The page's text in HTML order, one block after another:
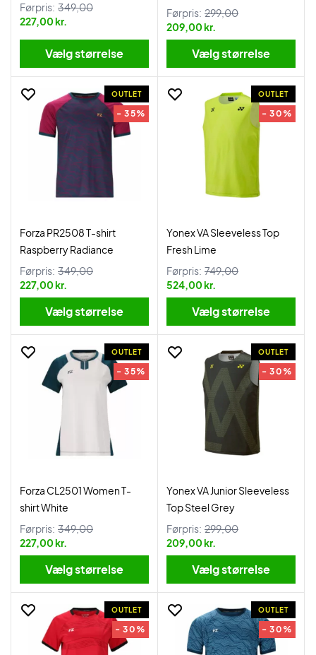
Førpris: 349,00
227,00 kr.
Vælg størrelse
Førpris: 299,00
209,00 kr.
Vælg størrelse
OUTLET
- 35%
Forza PR2508 T-shirt
Raspberry Radiance
Førpris: 349,00
227,00 kr.
Vælg størrelse
OUTLET
- 30%
Yonex VA Sleeveless Top
Fresh Lime
Førpris: 749,00
524,00 kr.
Vælg størrelse
OUTLET
- 35%
Forza CL2501 Women T-
shirt White
Førpris: 349,00
227,00 kr.
Vælg størrelse
OUTLET
- 30%
Yonex VA Junior Sleeveless
Top Steel Grey
Førpris: 299,00
209,00 kr.
Vælg størrelse
OUTLET
- 30%
OUTLET
- 30%